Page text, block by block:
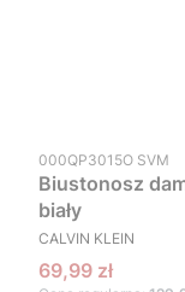
Kod produktu
000QP3015O SVM
Biustonosz
biały
PRODUCENT
CALVIN KLEIN
Cena promocyjna
69,99 zł